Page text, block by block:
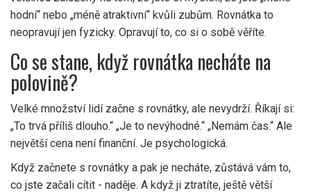
hodní“ nebo „méně atraktivní“ kvůli zubům. Rovnátka to
neopravují jen fyzicky. Opravují to, co si o sobě věříte.
Co se stane, když rovnátka necháte na
polovině?
Velké množství lidí začne s rovnátky, ale nevydrží. Říkají si:
„To trvá příliš dlouho.“ „Je to nevýhodné.“ „Nemám čas.“ Ale
největší cena není finanční. Je psychologická.
Když začnete s rovnátky a pak je necháte, zůstává vám to,
co jste začali cítit - naděje. A když ji ztratíte, ještě větší